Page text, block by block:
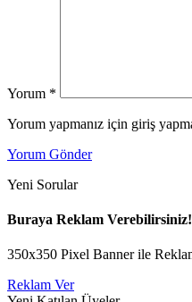
Yorum *
Yorum yapmanız için giriş
Yorum Gönder
Yeni Sorular
Buraya Reklam Verebilirsiniz!
350x350 Pixel Banner ile
Reklam Ver